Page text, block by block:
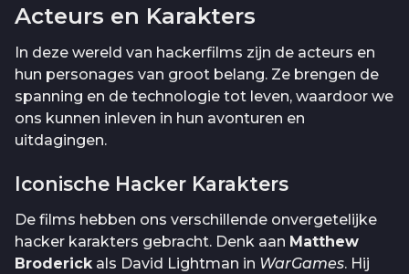
Acteurs en Karakters
In deze wereld van hackerfilms zijn de acteurs en
hun personages van groot belang. Ze brengen de
spanning en de technologie tot leven, waardoor we
ons kunnen inleven in hun avonturen en
uitdagingen.
Iconische Hacker Karakters
De films hebben ons verschillende onvergetelijke
hacker karakters gebracht. Denk aan Matthew
Broderickals David Lightman in WarGames. Hij